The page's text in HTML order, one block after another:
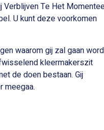
U kunt deze voorkomen
waarom gij zal gaan
kleermakerszit
de doen bestaan. Gij
meegaa.